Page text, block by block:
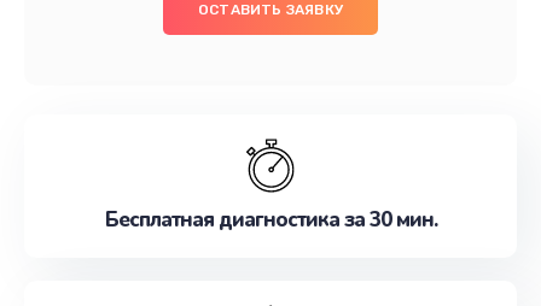
ОСТАВИТЬ ЗАЯВКУ
Бесплатная диагностика за 30 мин.